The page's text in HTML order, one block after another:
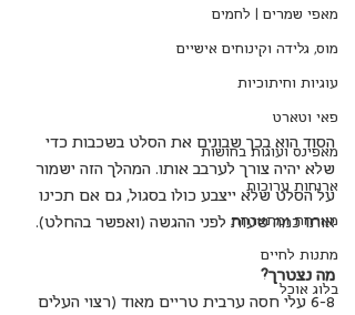
מאפי שמרים | לחמים
מוס, גלידה וקינוחים אישיים
עוגיות וחיתוכיות
פאי וטארט
מאפינס ועוגות בחושות
ארוחות ערוכות
מארחת ומתארחת
מתנות לחיים
בלוג אוכל
הסוד הוא בכך שבונים את הסלט בשכבות כדי
שלא יהיה צורך לערבב אותו. המהלך הזה ישמור
על הסלט שלא ייצבע כולו בסגול, גם אם תכינו
אותו כמה שעות לפני ההגשה (ואפשר בהחלט).
מה נצטרך?
6-8 עלי חסה ערבית טריים מאוד (רצוי העלים